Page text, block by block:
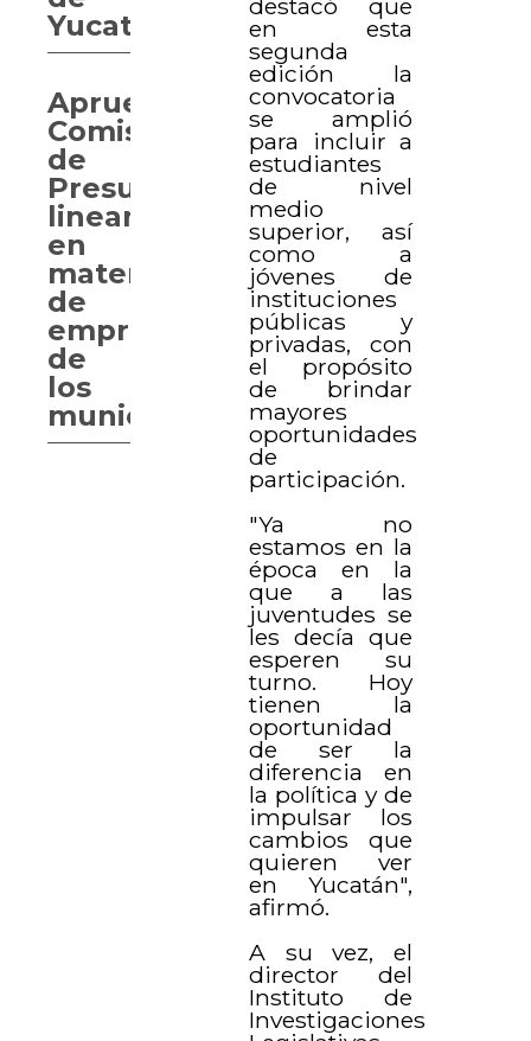
en esta
segunda
edición la
convocatoria
se amplió
para incluir a
estudiantes
de nivel
medio
superior, así
como a
jóvenes de
instituciones
públicas y
privadas, con
el propósito
de brindar
mayores
oportunidades
de
participación.
"Ya no
estamos en la
época en la
que a las
juventudes se
les decía que
esperen su
turno. Hoy
tienen la
oportunidad
de ser la
diferencia en
la política y de
impulsar los
cambios que
quieren ver
en Yucatán",
afirmó.
A su vez, el
director del
Instituto de
Investigaciones
Yucatán.
Aprueba
Comisión
de
Presupuesto,
lineamientos
en
materia
de
empréstitos
de
los
municipios